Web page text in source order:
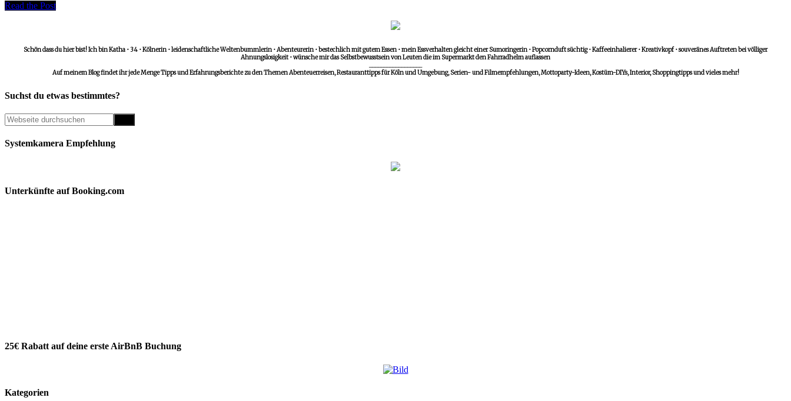
Read the Post
Schön dass du hier bist! Ich bin Katha • 34 • Kölnerin • leidenschaftliche Weltenbummlerin • Abenteurerin • bestechlich mit gutem Essen • mein Essverhalten gleicht einer Sumoringerin • Popcornduft süchtig • Kaffeeinhalierer • Kreativkopf • souveränes Auftreten bei völliger
Ahnungslosigkeit • wünsche mir das Selbstbewusstsein von Leuten die im Supermarkt den Fahrradhelm auflassen
__________________
Auf meinem Blog findet ihr jede Menge Tipps und Erfahrungsberichte zu den Themen Abenteuerreisen, Restauranttipps für Köln und Umgebung, Serien- und Filmempfehlungen, Mottoparty-Ideen, Kostüm-DIYs, Interior, Shoppingtipps und vieles mehr!
Suchst du etwas bestimmtes?
Systemkamera Empfehlung
Unterkünfte auf Booking.com
25€ Rabatt auf deine erste AirBnB Buchung
Kategorien